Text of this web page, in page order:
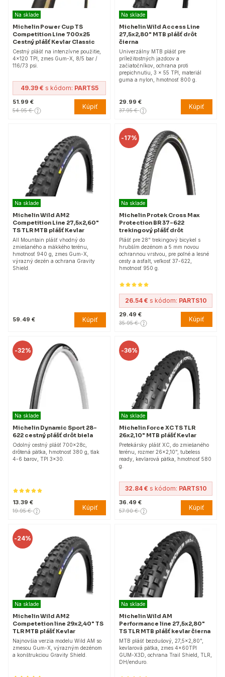
Na sklade
Michelin Power Cup TS
Competition Line 700x25
Cestný plášť Kevlar Classic
Cestný plášť na intenzívne použitie,
4x120 TPI, zmes Gum-X, 8/5 bar /
116/73 psi.
49.39 € s kódom: PARTS5
51.99 €
54.95 € Kúpiť
Na sklade
Michelin Wild Access Line
27,5x2,80" MTB plášť drôt
čierna
Univerzálny MTB plášť pre
príležitostných jazdcov a
začiatočníkov, ochrana proti
prepichnutiu, 3 x 55 TPI, materiál
guma a nylon, hmotnosť 800 g.
29.99 €
37.95 € Kúpiť
Na sklade
Michelin Wild AM2
Competition Line 27,5x2,60"
TS TLR MTB plášť Kevlar
All Mountain plášť vhodný do
zmiešaného a mäkkého terénu,
hmotnosť 940 g, zmes Gum-X,
výrazný dezén a ochrana Gravity
Shield.
59.49 € Kúpiť
-17%
Na sklade
Michelin Protek Cross Max
Protection BR 37-622
trekingový plášť drôt
Plášť pre 28" trekingový bicykel s
hrubším dezénom a 5 mm novou
ochrannou vrstvou, pre poľné a lesné
cesty a asfalt, veľkosť 37-622,
hmotnosť 950 g.
26.54 € s kódom: PARTS10
29.49 €
35.95 € Kúpiť
-32%
Na sklade
Michelin Dynamic Sport 28-
622 cestný plášť drôt biela
Odolný cestný plášť 700x28c,
drôtená pätka, hmotnosť 380 g, tlak
4-6 barov, TPI 3x30.
13.39 €
19.95 € Kúpiť
-36%
Na sklade
Michelin Force XC TS TLR
26x2,10" MTB plášť Kevlar
Pretekársky plášť XC, do zmiešaného
terénu, rozmer 26x2,10", tubeless
ready, kevlarová pätka, hmotnosť 580
g.
32.84 € s kódom: PARTS10
36.49 €
57.90 € Kúpiť
-24%
Na sklade
Michelin Wild AM2
Competetion line 29x2,40" TS
TLR MTB plášť Kevlar
Najnovšia verzia modelu Wild AM so
zmesou Gum-X, výrazným dezénom
a konštrukciou Gravity Shield.
Na sklade
Michelin Wild AM
Performance line 27,5x2,80"
TS TLR MTB plášť kevlar čierna
MTB plášť bezdušový, 27,5x2,80",
kevlarová pätka, zmes 4x60TPI
GUM-X3D, ochrana Trail Shield, TLR,
DH/enduro.